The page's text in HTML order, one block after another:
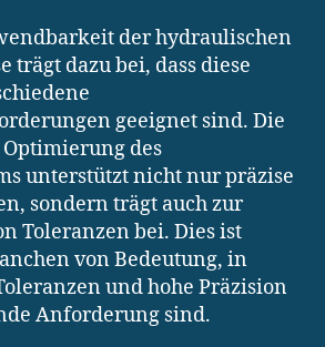
der hydraulischen
trägt dazu bei, dass diese
geeignet sind. Die
des
unterstützt nicht nur präzise
sondern trägt auch zur
Toleranzen bei. Dies ist
von Bedeutung, in
und hohe Präzision
Anforderung sind.